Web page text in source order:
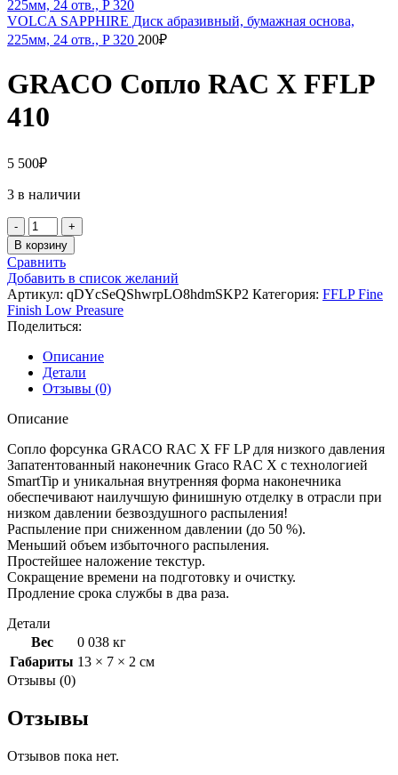
VOLCA SAPPHIRE Диск абразивный, бумажная основа,
225мм, 24 отв., P 320 200₽
GRACO Сопло RAC X FFLP
410
5 500₽
3 в наличии
Количество
товара
GRACO
Сопло
RAC
X
FFLP
410
В корзину
Сравнить
Добавить в список желаний
Артикул: qDYcSeQShwrpLO8hdmSKP2 Категория: FFLP Fine
Finish Low Preasure
Поделиться:
Описание
Детали
Отзывы (0)
Описание
Сопло форсунка GRACO RAC X FF LP для низкого давления
Запатентованный наконечник Graco RAC X с технологией
SmartTip и уникальная внутренняя форма наконечника
обеспечивают наилучшую финишную отделку в отрасли при
низком давлении безвоздушного распыления!
Распыление при сниженном давлении (до 50 %).
Меньший объем избыточного распыления.
Простейшее наложение текстур.
Сокращение времени на подготовку и очистку.
Продление срока службы в два раза.
Детали
Вес
0 038 кг
Габариты 13 × 7 × 2 см
Отзывы (0)
Отзывы
Отзывов пока нет.